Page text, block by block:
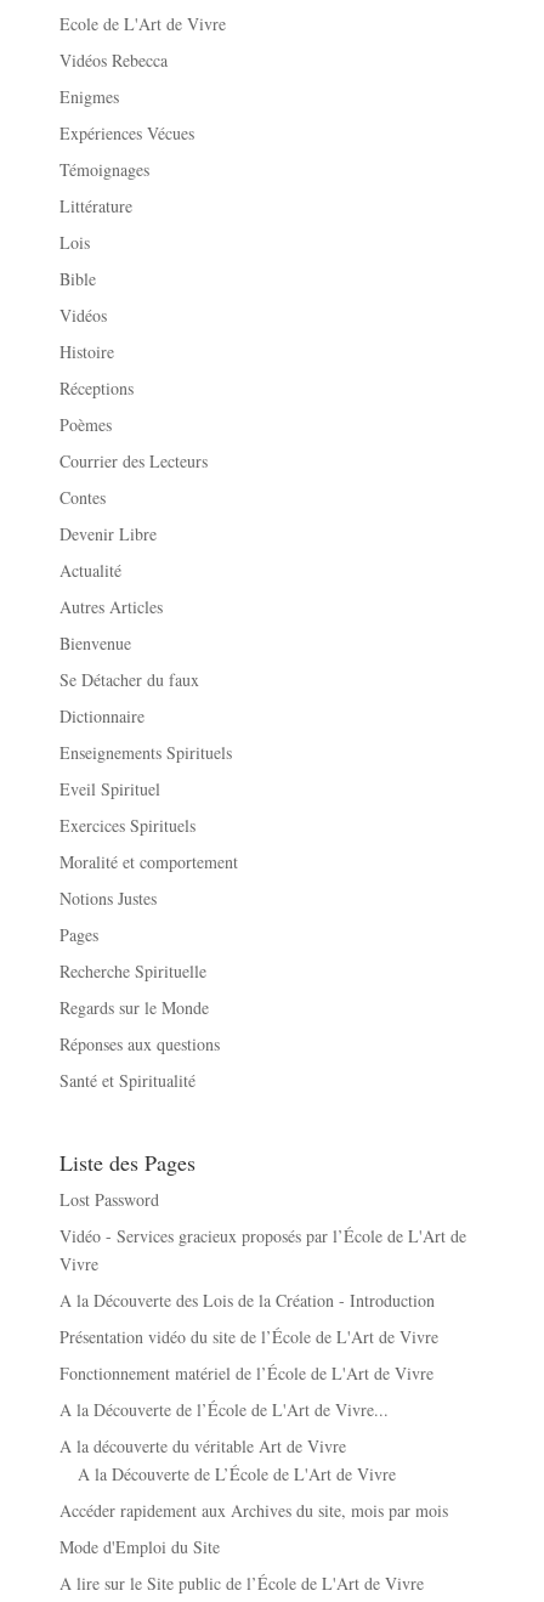
Ecole de L'Art de Vivre
Vidéos Rebecca
Enigmes
Expériences Vécues
Témoignages
Littérature
Lois
Bible
Vidéos
Histoire
Réceptions
Poèmes
Courrier des Lecteurs
Contes
Devenir Libre
Actualité
Autres Articles
Bienvenue
Se Détacher du faux
Dictionnaire
Enseignements Spirituels
Eveil Spirituel
Exercices Spirituels
Moralité et comportement
Notions Justes
Pages
Recherche Spirituelle
Regards sur le Monde
Réponses aux questions
Santé et Spiritualité
Liste des Pages
Lost Password
Vidéo - Services gracieux proposés par l’École de L'Art de
Vivre
A la Découverte des Lois de la Création - Introduction
Présentation vidéo du site de l’École de L'Art de Vivre
Fonctionnement matériel de l’École de L'Art de Vivre
A la Découverte de l’École de L'Art de Vivre...
A la découverte du véritable Art de Vivre
A la Découverte de L’École de L'Art de Vivre
Accéder rapidement aux Archives du site, mois par mois
Mode d'Emploi du Site
A lire sur le Site public de l’École de L'Art de Vivre